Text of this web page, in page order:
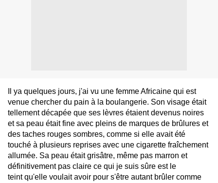
Il ya quelques jours, j'ai vu une femme Africaine qui est
venue chercher du pain à la boulangerie. Son visage était
tellement décapée que ses lèvres étaient devenus noires
et sa peau était fine avec pleins de marques de brûlures et
des taches rouges sombres, comme si elle avait été
touché à plusieurs reprises avec une cigarette fraîchement
allumée. Sa peau était grisâtre, même pas marron et
définitivement pas claire ce qui je suis sûre est le
teint qu'elle voulait avoir pour s'être autant brûler comme